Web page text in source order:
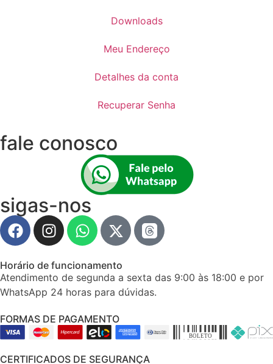
Downloads
Meu Endereço
Detalhes da conta
Recuperar Senha
fale conosco
sigas-nos
Horário de funcionamento
Atendimento de segunda a sexta das 9:00 às 18:00 e por
WhatsApp 24 horas para dúvidas.
FORMAS DE PAGAMENTO
CERTIFICADOS DE SEGURANÇA